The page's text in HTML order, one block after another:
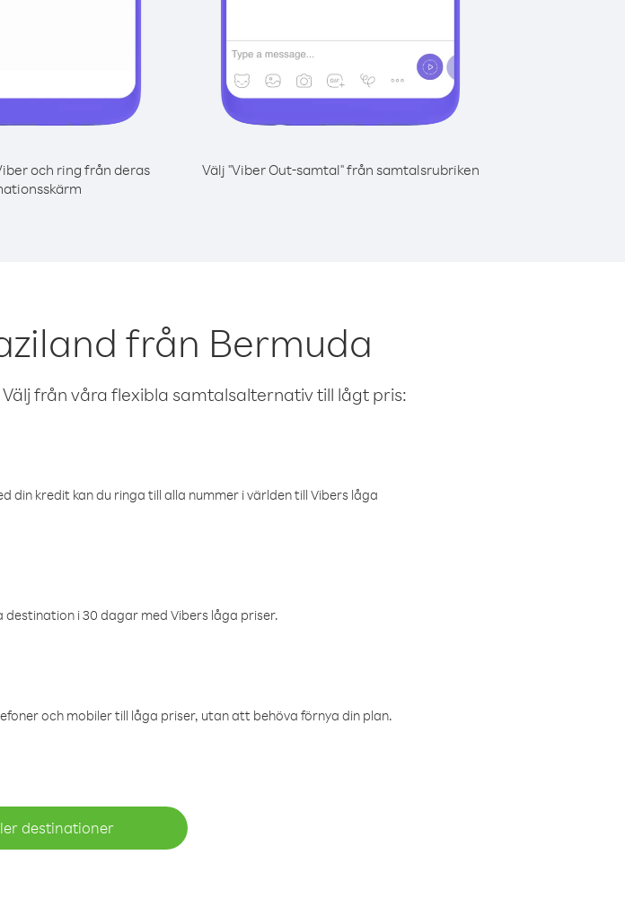
och ring från deras
Välj "Viber Out-samtal" från samtalsrubriken
från Bermuda
från våra flexibla samtalsalternativ till lågt pris:
kredit kan du ringa till alla nummer i världen till Vibers låga
i 30 dagar med Vibers låga priser.
och mobiler till låga priser, utan att behöva förnya din plan.
destinationer